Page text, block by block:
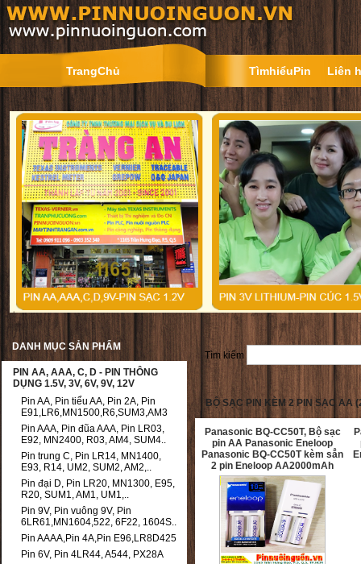
TrangChủ TìmhiểuPin Liên
DANH MỤC SẢN PHẨM
PIN AA, AAA, C, D - PIN THÔNG
DỤNG 1.5V, 3V, 6V, 9V, 12V
Pin AA, Pin tiểu AA, Pin 2A, Pin
E91,LR6,MN1500,R6,SUM3,AM3
Pin AAA, Pin đũa AAA, Pin LR03,
E92, MN2400, R03, AM4, SUM4..
Pin trung C, Pin LR14, MN1400,
E93, R14, UM2, SUM2, AM2,..
Pin đại D, Pin LR20, MN1300, E95,
R20, SUM1, AM1, UM1,..
Pin 9V, Pin vuông 9V, Pin
6LR61,MN1604,522, 6F22, 1604S..
Pin AAAA,Pin 4A,Pin E96,LR8D425
Pin 6V, Pin 4LR44, A544, PX28A
Tìm kiếm
BỘ SẠC PIN KÈM 2 PIN SẠC AA
Panasonic BQ-CC50T, Bộ sạc
pin AA Panasonic Eneloop
Panasonic BQ-CC50T kèm sẳn
2 pin Eneloop AA2000mAh